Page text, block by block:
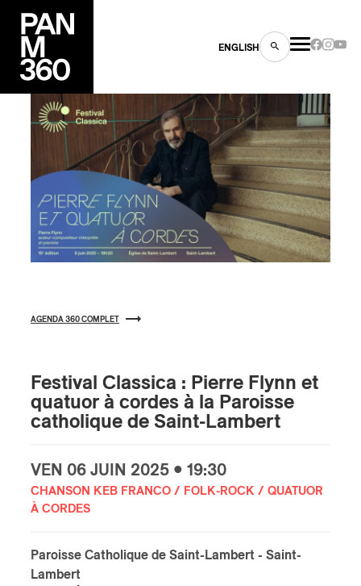
ENGLISH
AGENDA 360 COMPLET
Festival Classica : Pierre Flynn et
quatuor à cordes à la Paroisse
catholique de Saint-Lambert
VEN 06 JUIN 2025 • 19:30
CHANSON KEB FRANCO / FOLK-ROCK / QUATUOR
À CORDES
Paroisse Catholique de Saint-Lambert - Saint-
Lambert